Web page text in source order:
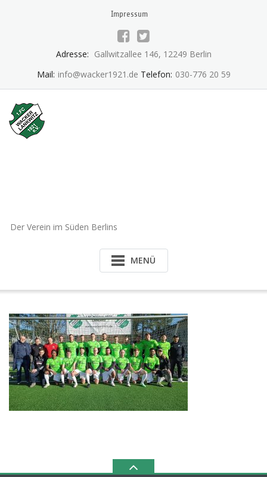
Impressum
Adresse: Gallwitzallee 146, 12249 Berlin
Mail: info@wacker1921.de Telefon: 030-776 20 59
Der Verein im Süden Berlins
MENÜ